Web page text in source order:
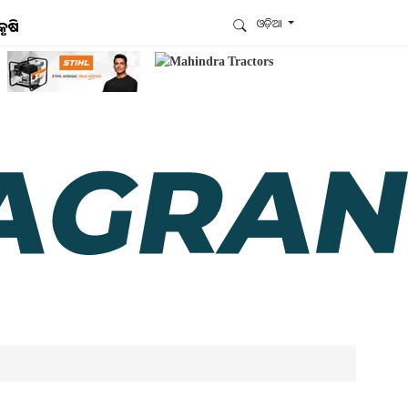
ଓଡ଼ିଆ
ଆମେ ହ୍ବାଟ୍ସଆପ୍‌ରେ ଅଛୁ ! ଆମ ହ୍ବାଟ୍ସଆପ ଗ୍ରୁପରେ
ଏବଂ ଆପଙ୍କୁ ଆବଶ୍ୟକ ହେଉଥିବା ସବୁ
ଗୁରୁତ୍ବପୂର୍ଣ୍ଣ ଅପଡେଟ୍‌ ପାଆନ୍ତୁ ପ୍ରତିଦିନ ।